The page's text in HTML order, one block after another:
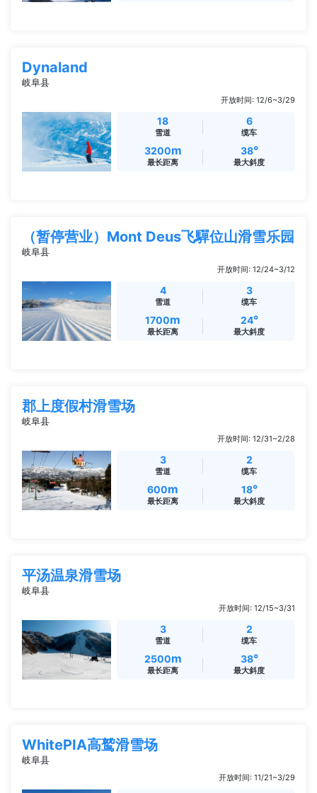
Dynaland
岐阜县
开放时间: 12/6~3/29
18
雪道
6
缆车
3200m
最长距离
38°
最大斜度
（暂停营业）Mont Deus飞驒位山滑雪乐园
岐阜县
开放时间: 12/24~3/12
4
雪道
3
缆车
1700m
最长距离
24°
最大斜度
郡上度假村滑雪场
岐阜县
开放时间: 12/31~2/28
3
雪道
2
缆车
600m
最长距离
18°
最大斜度
平汤温泉滑雪场
岐阜县
开放时间: 12/15~3/31
3
雪道
2
缆车
2500m
最长距离
38°
最大斜度
WhitePIA高鹫滑雪场
岐阜县
开放时间: 11/21~3/29